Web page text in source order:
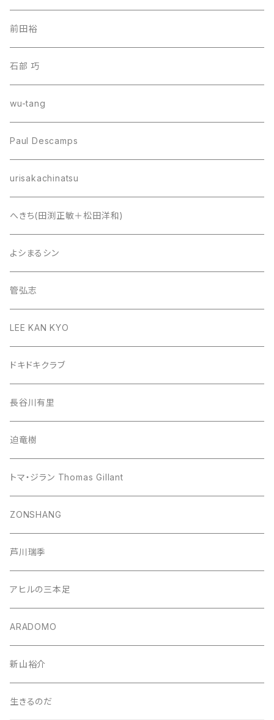
前田裕
石部 巧
wu-tang
Paul Descamps
urisakachinatsu
へきち(田渕正敏＋松田洋和)
よシまるシン
管弘志
LEE KAN KYO
ドキドキクラブ
長谷川有里
迫竜樹
トマ・ジラン Thomas Gillant
ZONSHANG
芦川瑞季
アヒルの三本足
ARADOMO
新山裕介
生きるのだ